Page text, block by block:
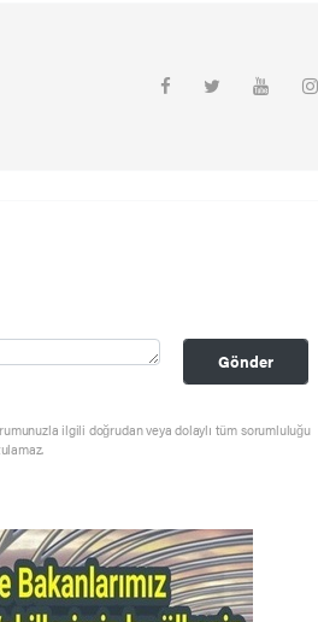
Gönder
ilgili doğrudan veya dolaylı tüm sorumluluğu